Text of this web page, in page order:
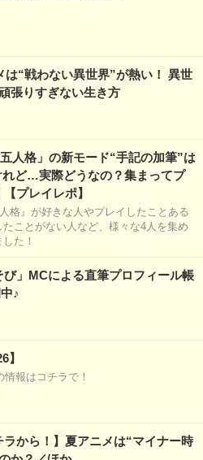
は“戦わない異世界”が熱い！ 異世
張りすぎない生き方
人格」の新モード“手記の加筆”は
れど…実際どうなの？集まってプ
プレイレポ】
格』が好きな人やプレイしたことある
たことがない人など、様々な4人を集め
た！
び」MCによる直筆プロフィール帳
♪
】
報はコチラで！
ラから！】夏アニメは“マイナー時